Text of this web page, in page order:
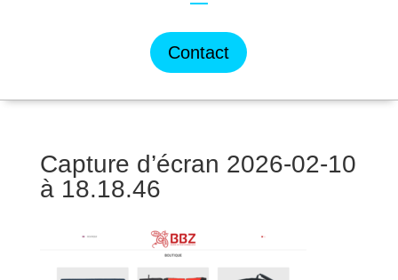
Contact
Capture d’écran 2026-02-10
à 18.18.46